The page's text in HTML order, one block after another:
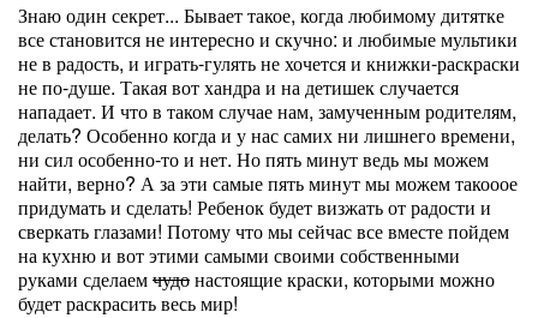
Знаю один секрет... Бывает такое, когда любимому дитятке
все становится не интересно и скучно: и любимые мультики
не в радость, и играть-гулять не хочется и книжки-раскраски
не по-душе. Такая вот хандра и на детишек случается
нападает. И что в таком случае нам, замученным родителям,
делать? Особенно когда и у нас самих ни лишнего времени,
ни сил особенно-то и нет. Но пять минут ведь мы можем
найти, верно? А за эти самые пять минут мы можем такооое
придумать и сделать! Ребенок будет визжать от радости и
сверкать глазами! Потому что мы сейчас все вместе пойдем
на кухню и вот этими самыми своими собственными
руками сделаемчудонастоящие краски, которыми можно
будет раскрасить весь мир!